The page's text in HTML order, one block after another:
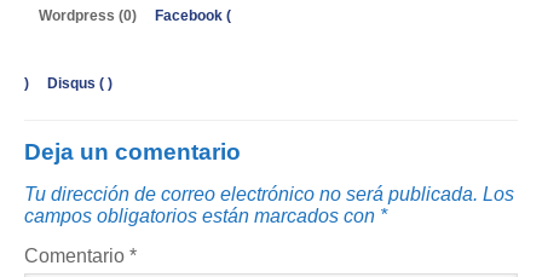
Wordpress (0) Facebook (
) Disqus ( )
Deja un comentario
Tu dirección de correo electrónico no será publicada. Los
campos obligatorios están marcados con *
Comentario *